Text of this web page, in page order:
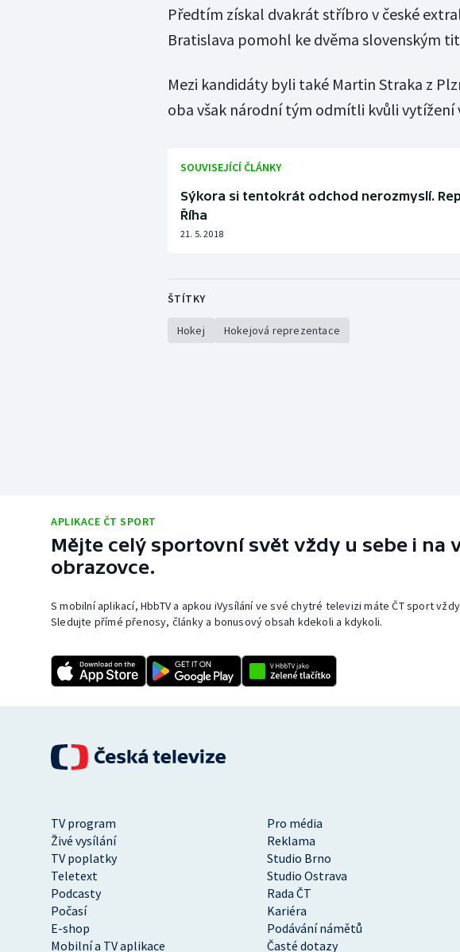
Předtím získal dvakrát stříbro v české
Bratislava pomohl ke dvěma slovenským
Mezi kandidáty byli také Martin Straka z
oba však národní tým odmítli kvůli vytížení
SOUVISEJÍCÍ ČLÁNKY
Sýkora si tentokrát odchod nerozmyslí.
Říha
21. 5. 2018
ŠTÍTKY
Hokej Hokejová reprezentace
APLIKACE ČT SPORT
Mějte celý sportovní svět vždy u sebe i na
obrazovce.
S mobilní aplikací, HbbTV a apkou iVysílání ve své chytré televizi máte ČT sport
Sledujte přímé přenosy, články a bonusový obsah kdekoli a kdykoli.
TV program
Pro média
Živé vysílání
Reklama
TV poplatky
Studio Brno
Teletext
Studio Ostrava
Podcasty
Rada ČT
Počasí
Kariéra
E-shop
Podávání námětů
Mobilní a TV aplikace
Časté dotazy